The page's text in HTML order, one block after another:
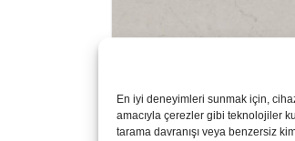
En iyi deneyimleri sunmak için,
amacıyla çerezler gibi teknolojiler
tarama davranışı veya benzersiz